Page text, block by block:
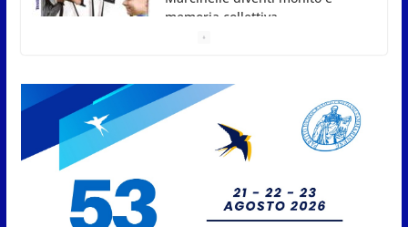
approvato
6 Agosto 2026
Protezione Civile San Marino.
della fase preliminare di
preallarme, dal 3 al 9 agosto